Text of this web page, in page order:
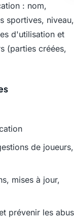
: nom,
sportives, niveau,
d'utilisation et
(parties créées,
de joueurs,
mises à jour,
prévenir les abus